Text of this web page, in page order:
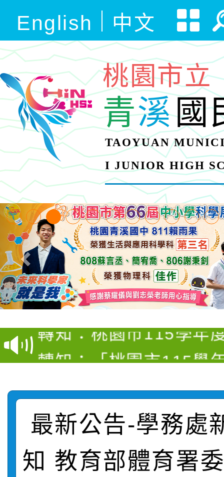
English 中文
桃園市立
青溪國
TAOYUAN
I JUNIOR HIGH
【甄選結果(第4招)】
學年度第1學期第9次代
結果(第4招)
【甄選結果(第12招)】
學年度第1學期第7次代
結果(第12招)
轉知：桃園市115學年
賽及師生本土語及新住
轉知：「桃園市115學
動辦法」
轉知臺中市政府政風處
城市手牽手，綠能透明
畫影片一案
轉知：「115學年度全
劇比賽實施要點」及修
轉知：桃園市115年度
最新公告-學務處
知 教育部體育署